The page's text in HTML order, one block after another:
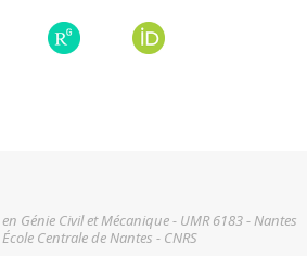
Génie Civil et Mécanique - UMR 6183 - Nantes
Centrale de Nantes - CNRS